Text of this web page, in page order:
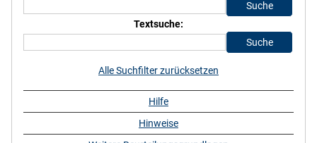
Textsuche:
Alle Suchfilter zurücksetzen
Hilfe
Hinweise